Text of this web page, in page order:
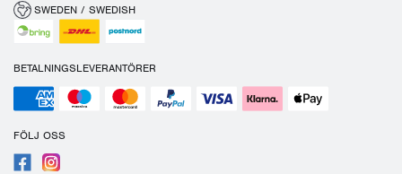
SWEDEN / SWEDISH
BETALNINGSLEVERANTÖRER
FÖLJ OSS